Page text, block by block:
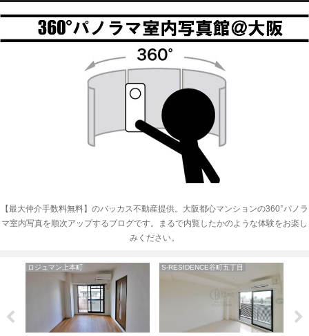
【最大仲介手数料無料】のバッカス不動産提供。大阪都心マンションの360°パノラ
マ室内写真を順次アップするブログです。まるで内覧したかのような体験をお楽し
みください。
ロジュマン上本町 S-RESIDENCE谷町五丁目